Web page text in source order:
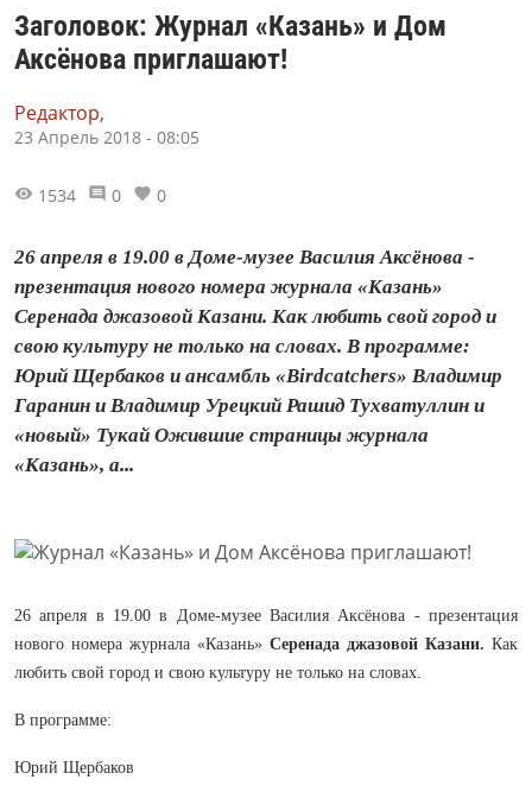
Заголовок: Журнал «Казань» и Дом
Аксёнова приглашают!
Редактор,
23 Апрель 2018 - 08:05
1534 0 0
26 апреля в 19.00 в Доме-музее Василия Аксёнова -
презентация нового номера журнала «Казань»
Серенада джазовой Казани. Как любить свой город и
свою культуру не только на словах. В программе:
Юрий Щербаков и ансамбль «Birdcatchers» Владимир
Гаранин и Владимир Урецкий Рашид Тухватуллин и
«новый» Тукай Ожившие страницы журнала
«Казань», а...
26 апреля в 19.00 в Доме-музее Василия Аксёнова - презентация
нового номера журнала «Казань» Серенада джазовой Казани. Как
любить свой город и свою культуру не только на словах.
В программе:
Юрий Щербаков